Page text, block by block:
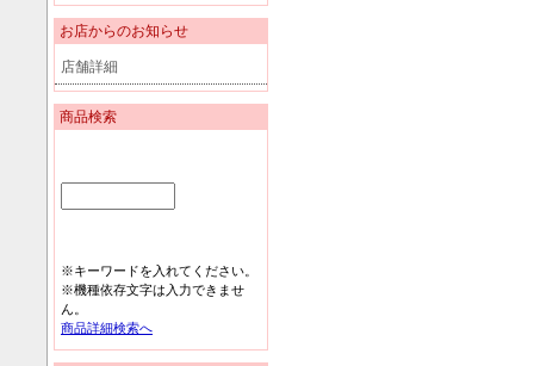
お店からのお知らせ
店舗詳細
商品検索
※キーワードを入れてください。
※機種依存文字は入力できませ
ん。
商品詳細検索へ